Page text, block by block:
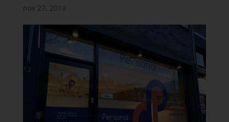
nov 27, 2019